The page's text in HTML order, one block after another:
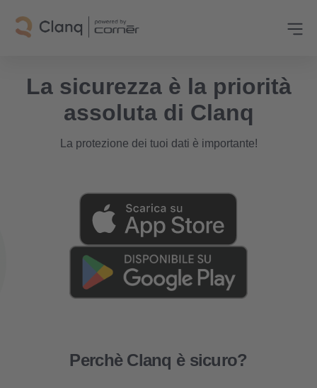
La sicurezza è la priorità
assoluta di Clanq
La protezione dei tuoi dati è importante!
Perchè Clanq è sicuro?